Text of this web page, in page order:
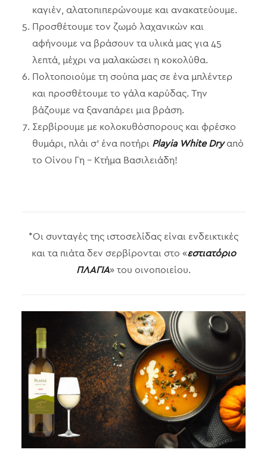
καγιέν, αλατοπιπερώνουμε και ανακατεύουμε.
Προσθέτουμε τον ζωμό λαχανικών και
αφήνουμε να βράσουν τα υλικά μας για 45
λεπτά, μέχρι να μαλακώσει η κοκολύθα.
Πολτοποιούμε τη σούπα μας σε ένα μπλέντερ
και προσθέτουμε το γάλα καρύδας. Την
βάζουμε να ξαναπάρει μια βράση.
Σερβίρουμε με κολοκυθόσπορους και φρέσκο
θυμάρι, πλάι σ’ ένα ποτήρι Playia White Dryαπό
το Οίνου Γη – Κτήμα Βασιλειάδη!
*Οι συνταγές της ιστοσελίδας είναι ενδεικτικές
και τα πιάτα δεν σερβίρονται στο «εστιατόριο
ΠΛΑΓΙΑ» του οινοποιείου.